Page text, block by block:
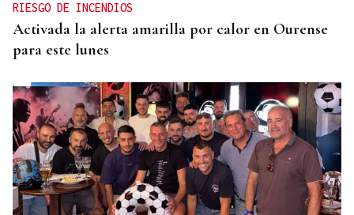
RIESGO DE INCENDIOS
Activada la alerta amarilla por calor en Ourense
para este lunes